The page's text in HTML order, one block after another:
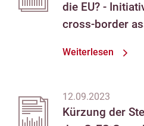
die EU? -
cross-border
Weiterlesen
12.09.2023
Kürzung der